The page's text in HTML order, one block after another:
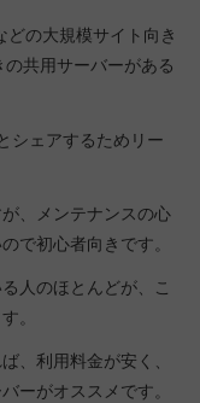
どの大規模サイト向き
共用サーバーがある
シェアするためリー
、メンテナンスの心
で初心者向きです。
人のほとんどが、こ
。
、利用料金が安く、
ーがオススメです。